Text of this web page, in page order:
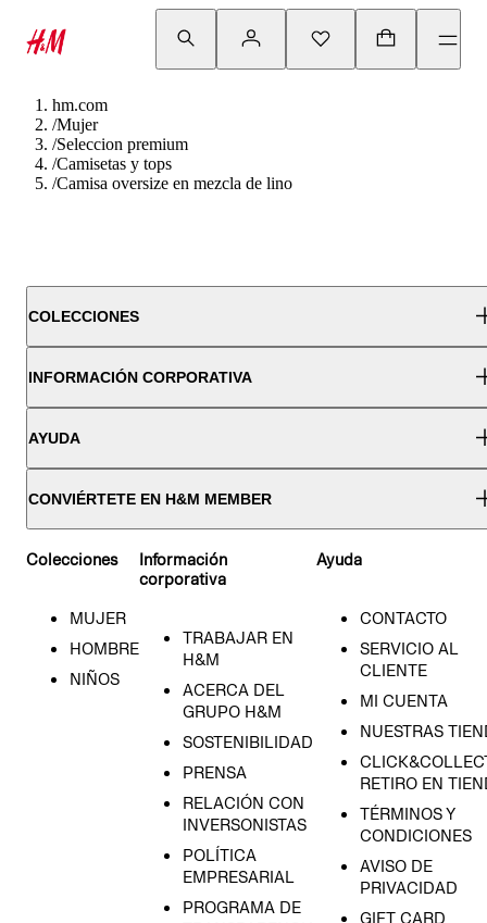
hm.com
/Mujer
/Seleccion premium
/Camisetas y tops
/Camisa oversize en mezcla de lino
COLECCIONES
INFORMACIÓN CORPORATIVA
AYUDA
CONVIÉRTETE EN H&M MEMBER
Colecciones
MUJER
HOMBRE
NIÑOS
Información
corporativa
TRABAJAR EN
H&M
ACERCA DEL
GRUPO H&M
SOSTENIBILIDAD
PRENSA
RELACIÓN CON
INVERSONISTAS
POLÍTICA
EMPRESARIAL
PROGRAMA DE
Ayuda
CONTACTO
SERVICIO AL
CLIENTE
MI CUENTA
NUESTRAS
RETIRO EN
TÉRMINOS Y
CONDICIONES
AVISO DE
PRIVACIDAD
GIFT CARD